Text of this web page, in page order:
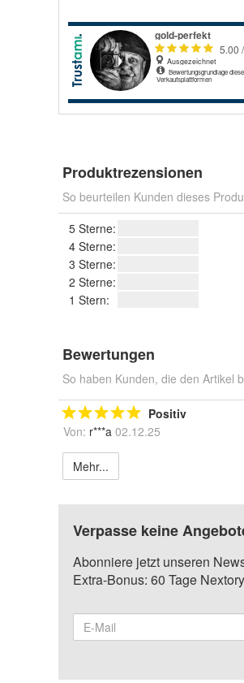
Produktrezensionen
So beurteilen Kunden dieses
5 Sterne:
4 Sterne:
3 Sterne:
2 Sterne:
1 Stern:
Bewertungen
So haben Kunden, die den Artikel
Positiv
Von: r***a 02.12.25
Mehr...
Verpasse keine
Abonniere jetzt unseren
Extra-Bonus: 60 Tage